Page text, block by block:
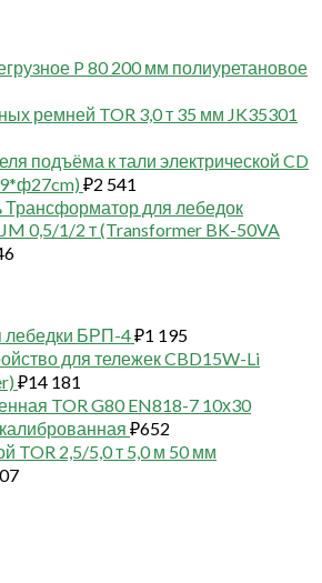
P 80 200 мм полиуретановое
ремней TOR 3,0 т 35 мм JK35301
подъёма к тали электрической CD
₽2 541
Трансформатор для лебедок
0,5/1/2 т (Transformer BK-50VA
лебедки БРП-4₽1 195
для тележек CBD15W-Li
₽14 181
TOR G80 EN818-7 10х30
₽652
TOR 2,5/5,0 т 5,0 м 50 мм